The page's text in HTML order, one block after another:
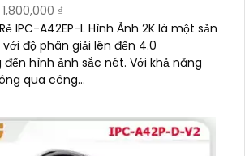
1,800,000 ₫
IPC-A42EP-L Hình Ảnh 2K là một sản
độ phân giải lên đến 4.0
ảnh sắc nét. Với khả năng
qua công...